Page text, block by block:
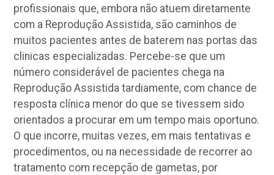
profissionais que, embora não atuem diretamente
com a Reprodução Assistida, são caminhos de
muitos pacientes antes de baterem nas portas das
clinicas especializadas. Percebe-se que um
número considerável de pacientes chega na
Reprodução Assistida tardiamente, com chance de
resposta clínica menor do que se tivessem sido
orientados a procurar em um tempo mais oportuno.
O que incorre, muitas vezes, em mais tentativas e
procedimentos, ou na necessidade de recorrer ao
tratamento com recepção de gametas, por